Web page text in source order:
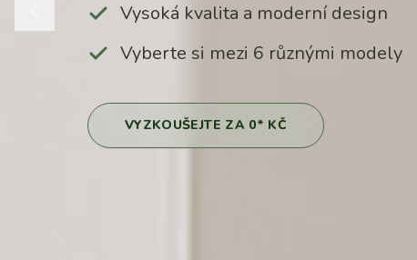
Vysoká kvalita a moderní design
Vyberte si mezi 6 různými modely
VYZKOUŠEJTE ZA 0* KČ